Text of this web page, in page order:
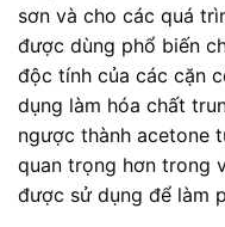
sơn và cho các quá
được dùng phổ biến
độc tính của các cặn
dụng làm hóa chất
ngược thành acetone
quan trọng hơn trong
được sử dụng để làm